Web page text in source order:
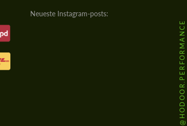
Neueste Instagram-posts:
@HODOOR.PERFORMANCE